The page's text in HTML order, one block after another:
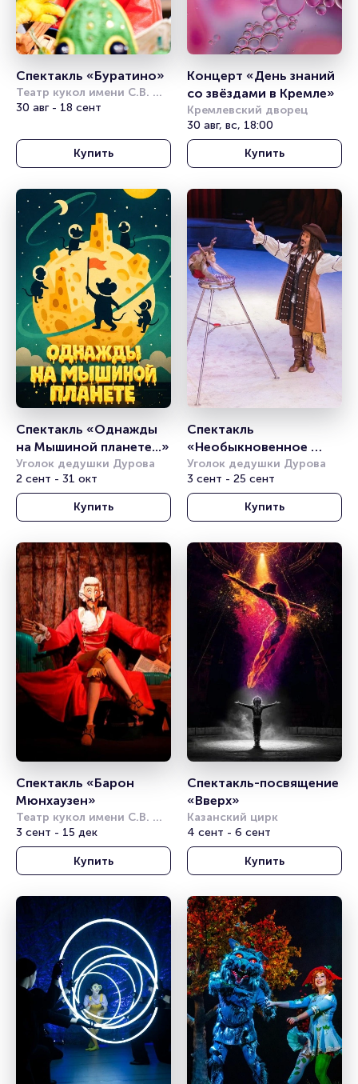
Спектакль «Буратино»
Театр кукол имени С.В.
Образцова
30 авг - 18 сент
Купить
Концерт «День знаний
со звёздами в Кремле»
Кремлевский дворец
30 авг, вс, 18:00
Купить
Спектакль «Однажды
на Мышиной планете...»
Уголок дедушки Дурова
2 сент - 31 окт
Купить
Спектакль
«Необыкновенное
путешествие»
Уголок дедушки Дурова
3 сент - 25 сент
Купить
Спектакль «Барон
Мюнхаузен»
Театр кукол имени С.В.
Образцова
3 сент - 15 дек
Купить
Спектакль-посвящение
«Вверх»
Казанский цирк
4 сент - 6 сент
Купить